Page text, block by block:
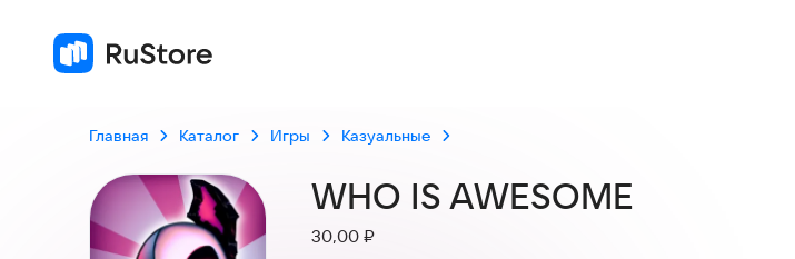
Главная Каталог Игры Казуальные
WHO IS AWESOME
Цена:
30,00 ₽